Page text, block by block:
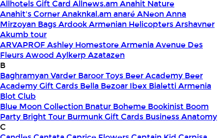
Allhotels Gift Card Allnews.am Anahit Nature
Anahit's CornerAnaknkal.am anaréANeonAnna
Mirzoyan BagsArdookArmenian HelicoptersArshavner
Akumb tour
ARVAPROF Ashley Homestore ArmeniaAvenue Des
FleursAwood Aylkerp Azatazen
B
Baghramyan Varder Baroor Toys Beer Academy Beer
Academy Gift Cards Bella Bezoar Ibex Bialetti Armenia
Blot Club
Blue Moon Collection Bnatur Boheme Bookinist Boom
Party Bright Tour Burmunk Gift Cards Business Anatomy
C